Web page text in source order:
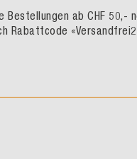
Bestellungen ab CHF 50,-
Rabattcode